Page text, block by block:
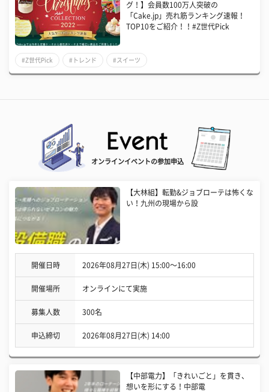
グ！】会員数100万人突破の
「Cake.jp」売れ筋ランキング速報！
TOP10をご紹介！！#Z世代Pick
#Z世代Pick #トレンド #スイーツ
オンラインイベントの参加申込
【大林組】転勤&ジョブローテは怖くな
い！九州の現場から設
開催日時 2026年08月27日(木) 15:00〜16:00
開催場所 オンラインにて実施
募集人数 300名
申込締切 2026年08月27日(木) 14:00
【中部電力】「きれいごと」を貫き、
想いを形にする！中部電